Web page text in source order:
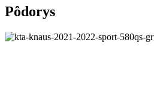
Pôdorys